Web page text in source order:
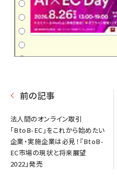
前の記事
法人間のオンライン取引
「BtoB-EC」をこれから始めたい
企業・実施企業は必見！『BtoB-
EC市場の現状と将来展望
2022』発売